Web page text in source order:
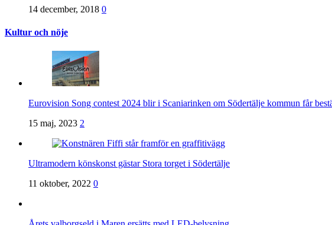
14 december, 2018 0
Kultur och nöje
Eurovision Song contest 2024 blir i Scaniarinken om Södertälje kommun får
15 maj, 2023 2
Ultramodern könskonst gästar Stora torget i Södertälje
11 oktober, 2022 0